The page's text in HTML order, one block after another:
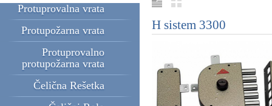
Protuprovalna vrata
Protupožarna vrata
Protuprovalno
protupožarna vrata
Čelična Rešetka
H sistem 3300